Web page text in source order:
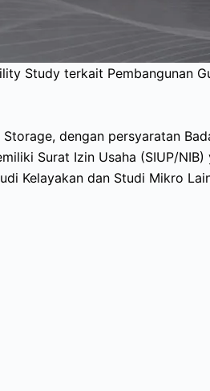
Study terkait Pembangunan
dengan persyaratan
Surat Izin Usaha (SIUP/
Kelayakan dan Studi Mikro